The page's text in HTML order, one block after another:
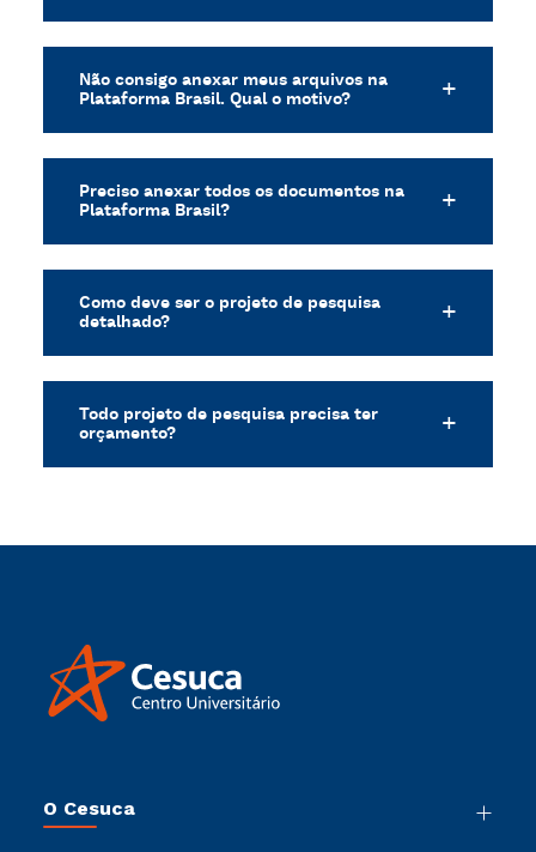
Não consigo anexar meus arquivos na
Plataforma Brasil. Qual o motivo?
Preciso anexar todos os documentos na
Plataforma Brasil?
Como deve ser o projeto de pesquisa
detalhado?
Todo projeto de pesquisa precisa ter
orçamento?
O Cesuca